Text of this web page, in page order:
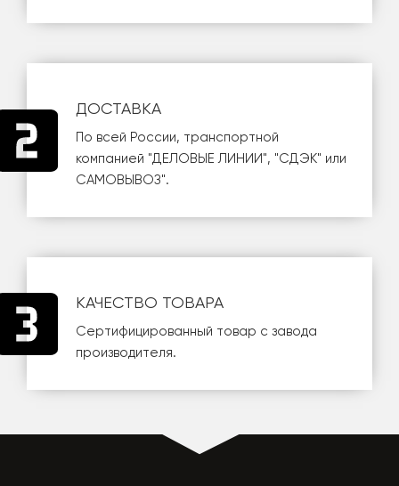
ДОСТАВКА
По всей России, транспортной
компанией "ДЕЛОВЫЕ ЛИНИИ", "СДЭК" или
САМОВЫВОЗ".
КАЧЕСТВО ТОВАРА
Сертифицированный товар с завода
производителя.